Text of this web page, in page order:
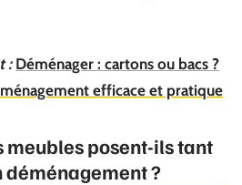
: Déménager : cartons ou bacs ?
efficace et pratique
meubles posent-ils tant
déménagement ?